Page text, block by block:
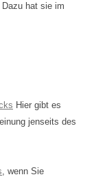
Dazu hat sie im
Hier gibt es
jenseits des
, wenn Sie